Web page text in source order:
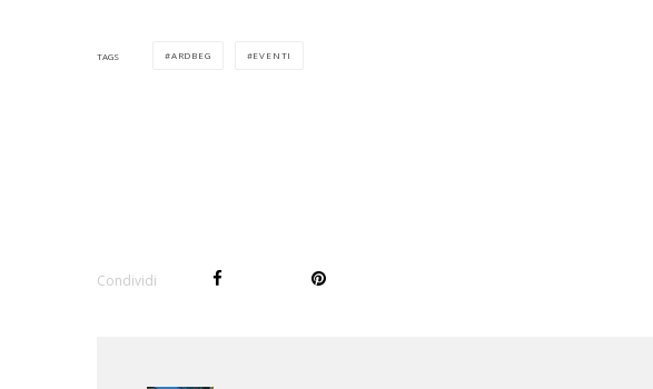
TAGS ARDBEG EVENTI
Condividi